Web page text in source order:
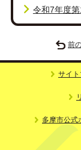
令和7年度
前
サイ
多摩市公式